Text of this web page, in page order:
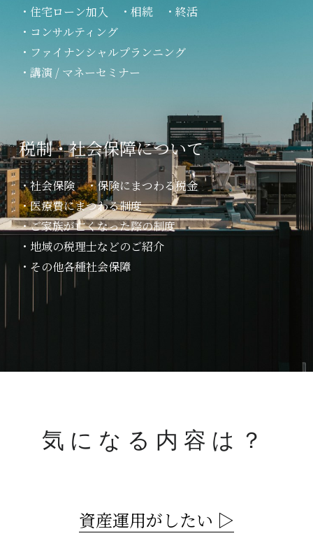
・住宅ローン加入　・相続　・終活
・コンサルティング
・ファイナンシャルプランニング
・講演 / マネーセミナー
税制・社会保障について
・社会保険　・保険にまつわる税金
・医療費にまつわる制度
・ご家族が亡くなった際の制度
・地域の税理士などのご紹介
・その他各種社会保障
気 に な る 内 容 は ？
資産運用がしたい ▷